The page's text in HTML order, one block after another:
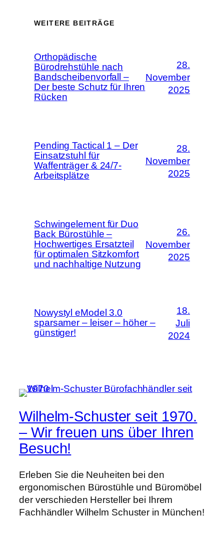
WEITERE BEITRÄGE
Orthopädische
Bürodrehstühle nach
Bandscheibenvorfall –
Der beste Schutz für Ihren
Rücken
28.
November
2025
Pending Tactical 1 – Der
Einsatzstuhl für
Waffenträger & 24/7-
Arbeitsplätze
28.
November
2025
Schwingelement für Duo
Back Bürostühle –
Hochwertiges Ersatzteil
für optimalen Sitzkomfort
und nachhaltige Nutzung
26.
November
2025
Nowystyl eModel 3.0
sparsamer – leiser – höher –
günstiger!
18.
Juli
2024
Wilhelm-Schuster seit 1970.
– Wir freuen uns über Ihren
Besuch!
Erleben Sie die Neuheiten bei den
ergonomischen Bürostühle und Büromöbel
der verschieden Hersteller bei Ihrem
Fachhändler Wilhelm Schuster in München!